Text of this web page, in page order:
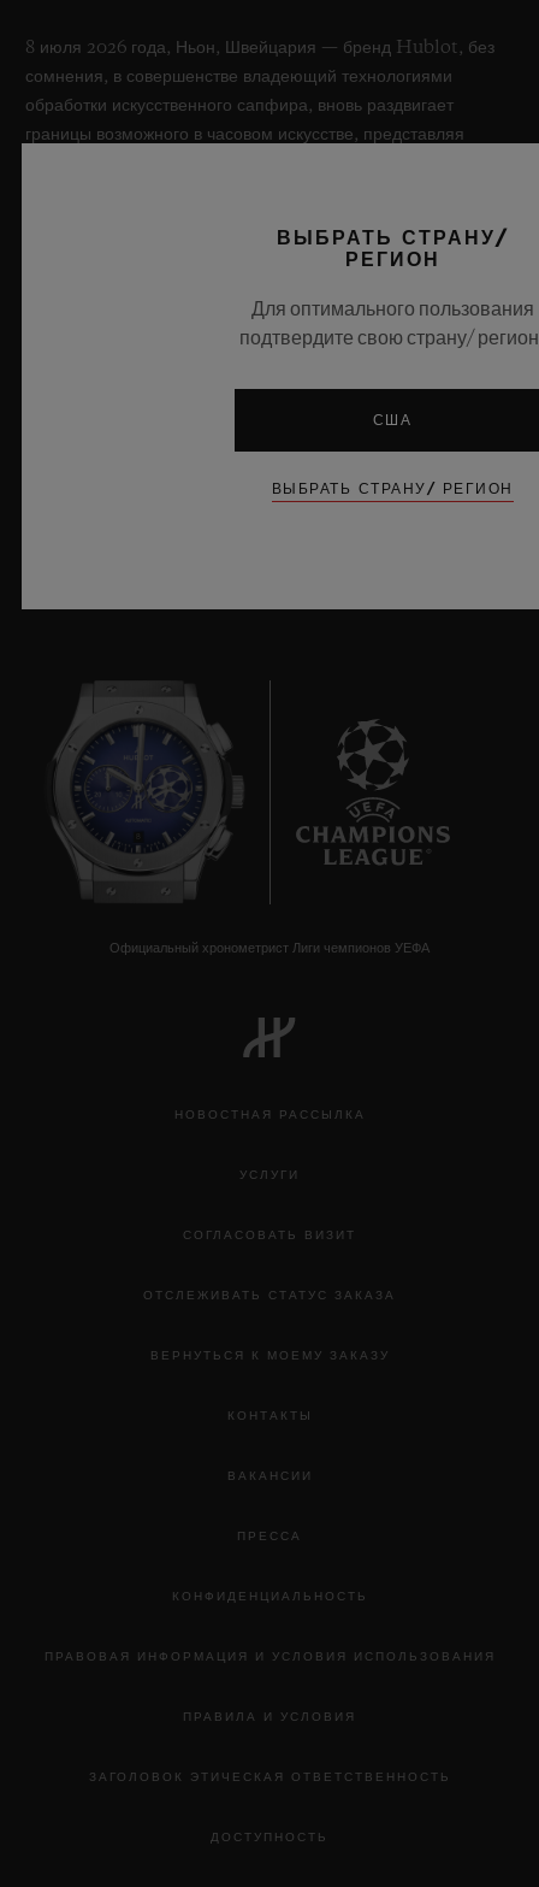
8 июля 2026 года, Ньон, Швейцария — бренд Hublot, без
сомнения, в совершенстве владеющий технологиями
обработки искусственного сапфира, вновь раздвигает
границы возможного в часовом искусстве, представляя
количестве 100 экземпляров, обладают
инновационным мануфактурным калибром Meca-10, эти
часы являются свидетельством мастерства Hublot в работе
дизайнов, вызывая ассоциации с бескрайним летним небом.
Официальный хронометрист Лиги чемпионов УЕФА
НОВОСТНАЯ РАССЫЛКА
УСЛУГИ
СОГЛАСОВАТЬ ВИЗИТ
ОТСЛЕЖИВАТЬ СТАТУС ЗАКАЗА
ВЕРНУТЬСЯ К МОЕМУ ЗАКАЗУ
КОНТАКТЫ
ВАКАНСИИ
ПРЕССА
КОНФИДЕНЦИАЛЬНОСТЬ
ПРАВОВАЯ ИНФОРМАЦИЯ И УСЛОВИЯ ИСПОЛЬЗОВАНИЯ
ПРАВИЛА И УСЛОВИЯ
ЗАГОЛОВОК ЭТИЧЕСКАЯ ОТВЕТСТВЕННОСТЬ
ДОСТУПНОСТЬ
ВЫБРАТЬ СТРАНУ/
РЕГИОН
Для оптимального пользования
подтвердите свою страну/
США
ВЫБРАТЬ СТРАНУ/ РЕГИОН